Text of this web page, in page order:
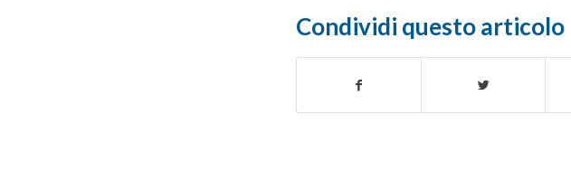
Condividi questo articolo